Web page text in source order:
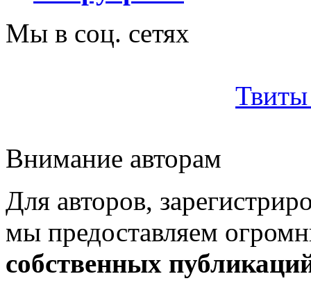
Мы в соц. сетях
Внимание авторам
Для авторов,
мы предоставляем
собственных